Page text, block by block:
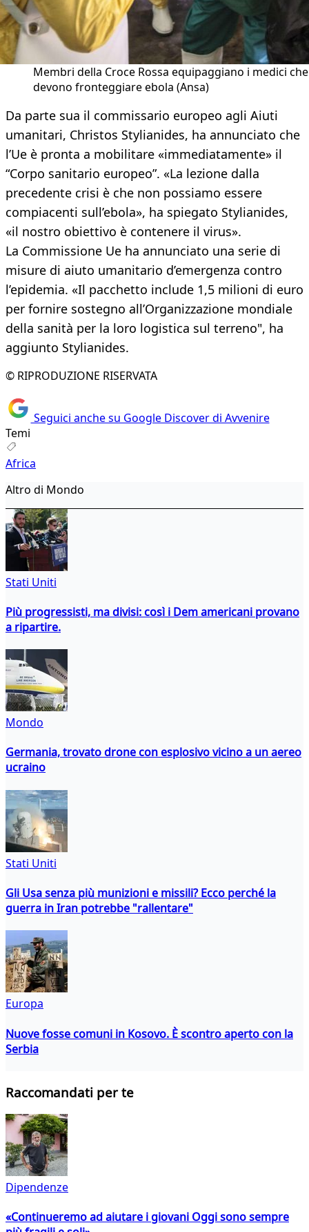
Membri della Croce Rossa equipaggiano i medici che
devono fronteggiare ebola (Ansa)
Da parte sua il commissario europeo agli Aiuti
umanitari, Christos Stylianides, ha annunciato che
l’Ue è pronta a mobilitare «immediatamente» il
“Corpo sanitario europeo”. «La lezione dalla
precedente crisi è che non possiamo essere
compiacenti sull’ebola», ha spiegato Stylianides,
«il nostro obiettivo è contenere il virus».
La Commissione Ue ha annunciato una serie di
misure di aiuto umanitario d’emergenza contro
l’epidemia. «Il pacchetto include 1,5 milioni di euro
per fornire sostegno all’Organizzazione mondiale
della sanità per la loro logistica sul terreno", ha
aggiunto Stylianides.
© RIPRODUZIONE RISERVATA
Seguici anche su Google Discover di Avvenire
Temi
Africa
Altro di Mondo
Stati Uniti
Più progressisti, ma divisi: così i Dem americani provano
a ripartire.
Mondo
Germania, trovato drone con esplosivo vicino a un aereo
ucraino
Stati Uniti
Gli Usa senza più munizioni e missili? Ecco perché la
guerra in Iran potrebbe "rallentare"
Europa
Nuove fosse comuni in Kosovo. È scontro aperto con la
Serbia
Raccomandati per te
Dipendenze
«Continueremo ad aiutare i giovani Oggi sono sempre